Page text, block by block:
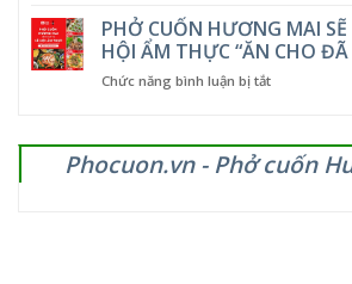
CẢ
GIÁ
Cuốn
Hương
–
đến
12/11/2025
cuốn
giòn
tan
mừng
giòn
vang!
PHỞ CUỐN HƯƠNG MAI
HỘI ẨM THỰC “ĂN CHO ĐÃ
Chức năng bình luận bị tắtở
HƯƠNG
MAI
Phocuon.vn - Phở cuốn